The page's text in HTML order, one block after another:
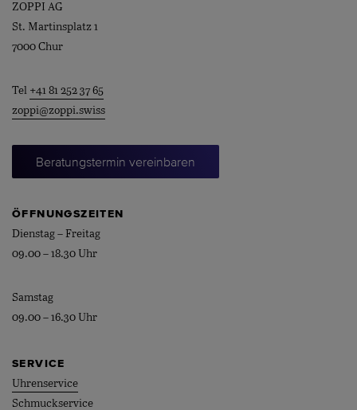
ZOPPI AG
St. Martinsplatz 1
7000 Chur
Tel +41 81 252 37 65
zoppi@zoppi.swiss
Beratungstermin vereinbaren
ÖFFNUNGSZEITEN
Dienstag – Freitag
09.00 – 18.30 Uhr
Samstag
09.00 – 16.30 Uhr
SERVICE
Uhrenservice
Schmuckservice